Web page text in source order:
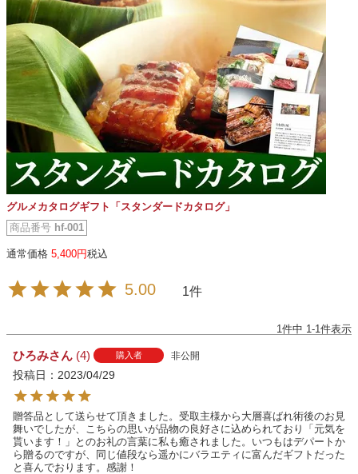
グルメカタログギフト「スタンダードカタログ」
商品番号 hf-001
通常価格 5,400 税込
5.00 1
1件中 1-1件表示
ひろみ 4 購入者 非公開
投稿日 2023/04/29
贈答品として送らせて頂きました。受取主様から大層喜ばれ術後のお見
舞いでしたが、こちらの思いが品物の良好さに込められており「元気を
貰います！」とのお礼の言葉に私も癒されました。いつもはデパートか
ら贈るのですが、同じ値段なら遥かにバラエティに富んだギフトだった
と喜んでおります。感謝！